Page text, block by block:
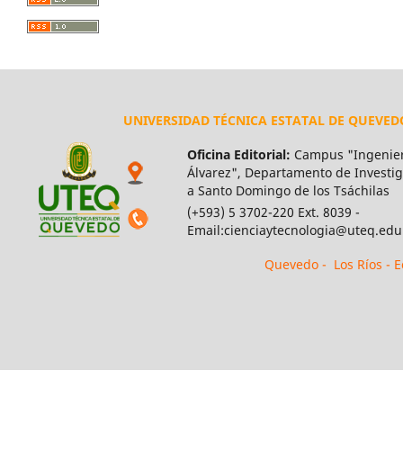
UNIVERSIDAD TÉCNICA ESTATAL DE
Oficina Editorial: Campus
Álvarez", Departamento de
a Santo Domingo de los Tsáchilas
(+593) 5 3702-220 Ext. 8039 -
Quevedo - Los Ríos -